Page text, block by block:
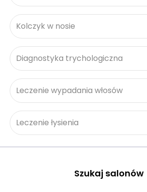
Kolczyk w nosie
Diagnostyka trychologiczna
Leczenie wypadania włosów
Leczenie łysienia
Szukaj salonów